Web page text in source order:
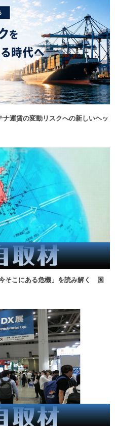
運賃の変動リスクへの新しいヘッ
そこにある危機」を読み解く 国